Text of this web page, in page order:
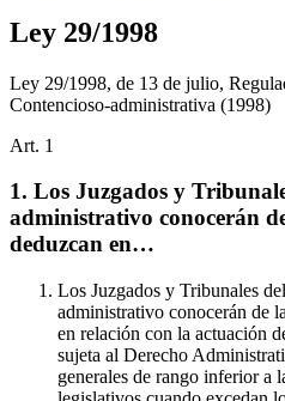
Ley 29/1998
Ley 29/1998, de 13 de julio,
Contencioso-administrativa (1998)
Art. 1
1. Los Juzgados y
administrativo conocerán
deduzcan en…
Los Juzgados y Tribunales
administrativo conocerán de
en relación con la actuación
sujeta al Derecho
generales de rango inferior a